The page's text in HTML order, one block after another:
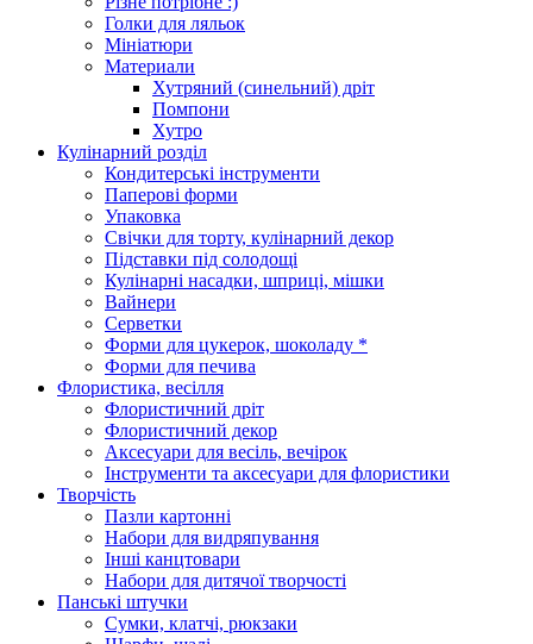
Голки для ляльок
Мініатюри
Материали
Хутряний (синельний) дріт
Помпони
Хутро
Кулінарний розділ
Кондитерські інструменти
Паперові форми
Упаковка
Свічки для торту, кулінарний декор
Підставки під солодощі
Кулінарні насадки, шприці, мішки
Вайнери
Серветки
Форми для цукерок, шоколаду *
Форми для печива
Флористика, весілля
Флористичний дріт
Флористичний декор
Аксесуари для весіль, вечірок
Інструменти та аксесуари для флористики
Творчість
Пазли картонні
Набори для видряпування
Інші канцтовари
Набори для дитячої творчості
Панські штучки
Сумки, клатчі, рюкзаки